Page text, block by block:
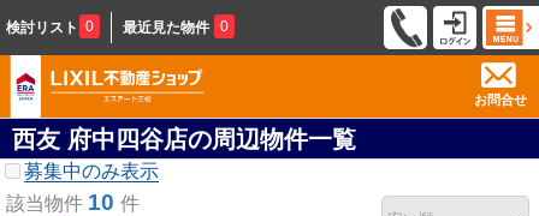
検討リスト 0 最近見た物件 0
お問合せ
西友 府中四谷店の周辺物件一覧
募集中のみ表示
該当物件 10 件